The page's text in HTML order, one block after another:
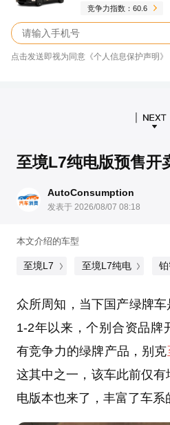
竞争力指数：60.6
点击发送即视为同意《个人信息保护声明》
至境L7纯电版预售开
AutoConsumption
发表于 2026/08/07 08:18
本文介绍的车型
至境L7 至境L7纯电
众所周知，当下国产绿牌
1-2年以来，个别合资品牌
有竞争力的绿牌产品，别克
这其中之一，该车此前仅
电版本也来了，丰富了车系